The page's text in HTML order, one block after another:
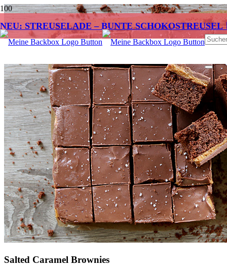
NEU: STREUSELADE – BUNTE SCHOKOSTREUSEL
Salted Caramel Brownies